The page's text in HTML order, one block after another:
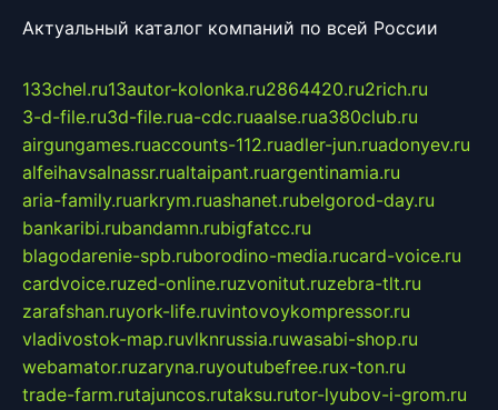
Актуальный каталог компаний по всей России
133chel.ru13autor-kolonka.ru2864420.ru2rich.ru
3-d-file.ru3d-file.rua-cdc.ruaalse.rua380club.ru
airgungames.ruaccounts-112.ruadler-jun.ruadonyev.ru
alfeihavsalnassr.rualtaipant.ruargentinamia.ru
aria-family.ruarkrym.ruashanet.rubelgorod-day.ru
bankaribi.rubandamn.rubigfatcc.ru
blagodarenie-spb.ruborodino-media.rucard-voice.ru
cardvoice.ruzed-online.ruzvonitut.ruzebra-tlt.ru
zarafshan.ruyork-life.ruvintovoykompressor.ru
vladivostok-map.ruvlknrussia.ruwasabi-shop.ru
webamator.ruzaryna.ruyoutubefree.rux-ton.ru
trade-farm.rutajuncos.rutaksu.rutor-lyubov-i-grom.ru